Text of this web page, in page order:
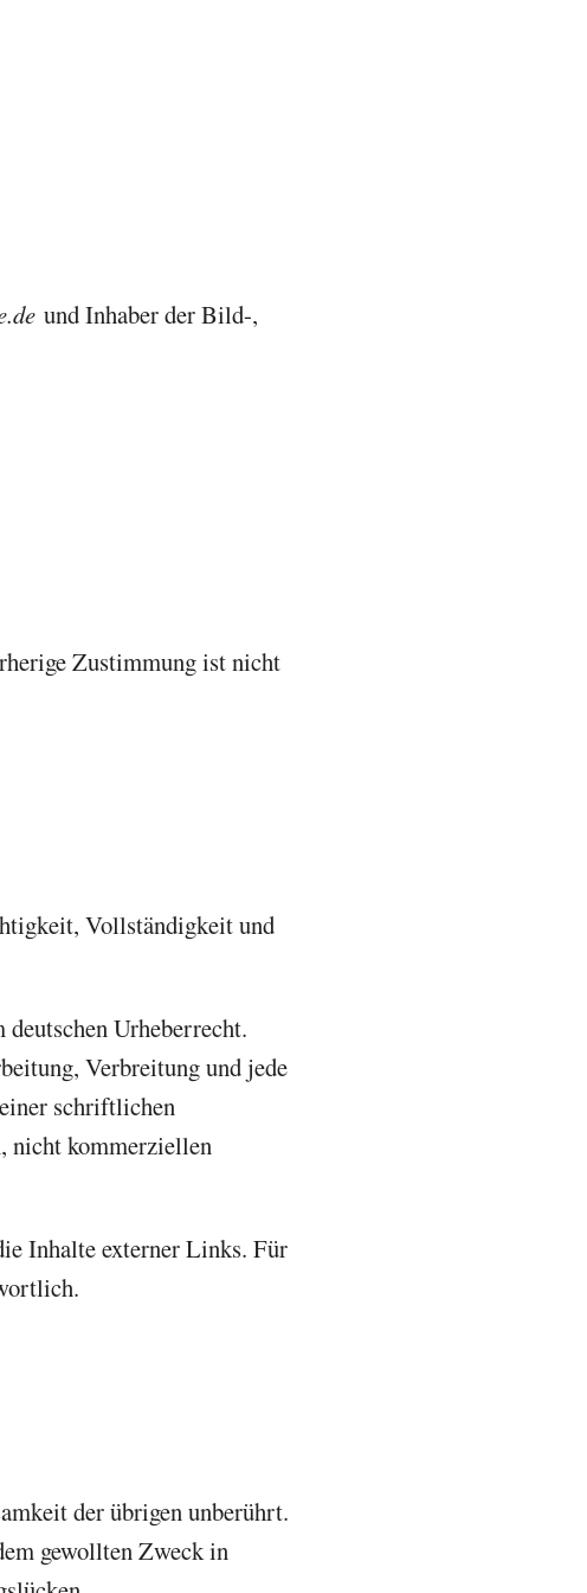
und Inhaber der Bild-,
Zustimmung ist nicht
Vollständigkeit und
Urheberrecht.
Verbreitung und jede
schriftlichen
nicht kommerziellen
Inhalte externer Links. Für
der übrigen unberührt.
gewollten Zweck in